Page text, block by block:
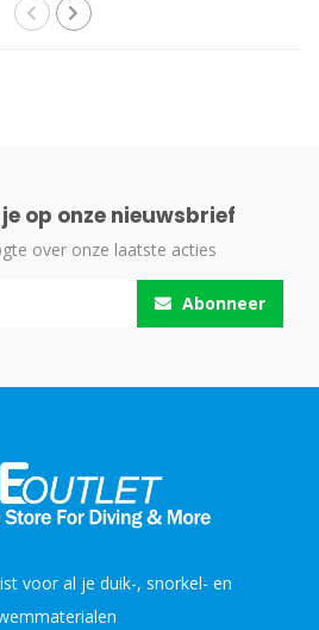
op onze nieuwsbrief
over onze laatste acties
Abonneer
voor al je duik-, snorkel- en